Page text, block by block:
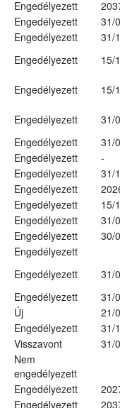
Engedélyezett
Engedélyezett
31/
Engedélyezett
31/
Engedélyezett
15/
Engedélyezett
15/
Engedélyezett
31/
Engedélyezett
31/
Engedélyezett
-
Engedélyezett
31/
Engedélyezett
Engedélyezett
15/
Engedélyezett
31/
Engedélyezett
30/
Engedélyezett
Engedélyezett
31/
Engedélyezett
31/
Új
21/
Engedélyezett
31/
Visszavont
31/
Nem
engedélyezett
Engedélyezett
Engedélyezett